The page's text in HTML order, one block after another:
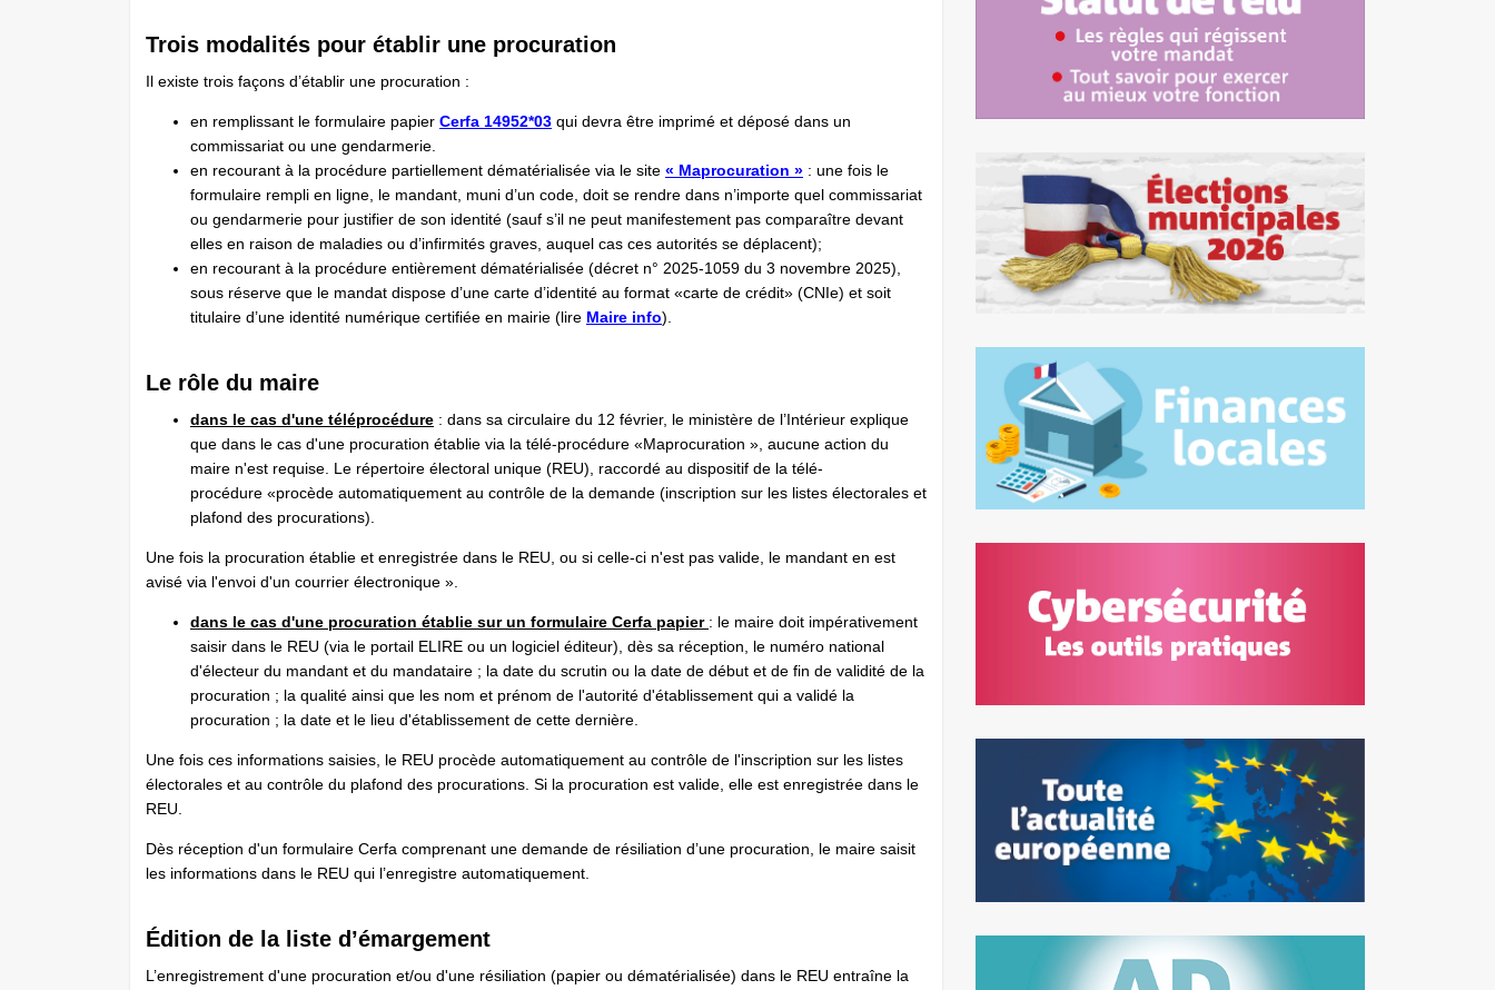
Trois modalités pour établir une procuration
Il existe trois façons d’établir une procuration :
en remplissant le formulaire papier Cerfa 14952*03 qui devra être imprimé et déposé dans un
commissariat ou une gendarmerie.
en recourant à la procédure partiellement dématérialisée via le site « Maprocuration » : une fois le
formulaire rempli en ligne, le mandant, muni d’un code, doit se rendre dans n’importe quel commissariat
ou gendarmerie pour justifier de son identité (sauf s’il ne peut manifestement pas comparaître devant
elles en raison de maladies ou d’infirmités graves, auquel cas ces autorités se déplacent);
en recourant à la procédure entièrement dématérialisée (décret n° 2025-1059 du 3 novembre 2025),
sous réserve que le mandat dispose d’une carte d’identité au format «carte de crédit» (CNIe) et soit
titulaire d’une identité numérique certifiée en mairie (lire Maire info).
Le rôle du maire
dans le cas d'une téléprocédure : dans sa circulaire du 12 février, le ministère de l’Intérieur explique
que dans le cas d'une procuration établie via la télé-procédure «Maprocuration », aucune action du
maire n'est requise. Le répertoire électoral unique (REU), raccordé au dispositif de la télé-
procédure «procède automatiquement au contrôle de la demande (inscription sur les listes électorales et
plafond des procurations).
Une fois la procuration établie et enregistrée dans le REU, ou si celle-ci n'est pas valide, le mandant en est
avisé via l'envoi d'un courrier électronique ».
dans le cas d'une procuration établie sur un formulaire Cerfa papier : le maire doit impérativement
saisir dans le REU (via le portail ELIRE ou un logiciel éditeur), dès sa réception, le numéro national
d'électeur du mandant et du mandataire ; la date du scrutin ou la date de début et de fin de validité de la
procuration ; la qualité ainsi que les nom et prénom de l'autorité d'établissement qui a validé la
procuration ; la date et le lieu d'établissement de cette dernière.
Une fois ces informations saisies, le REU procède automatiquement au contrôle de l'inscription sur les listes
électorales et au contrôle du plafond des procurations. Si la procuration est valide, elle est enregistrée dans le
REU.
Dès réception d'un formulaire Cerfa comprenant une demande de résiliation d’une procuration, le maire saisit
les informations dans le REU qui l’enregistre automatiquement.
Édition de la liste d’émargement
L’enregistrement d'une procuration et/ou d'une résiliation (papier ou dématérialisée) dans le REU entraîne la